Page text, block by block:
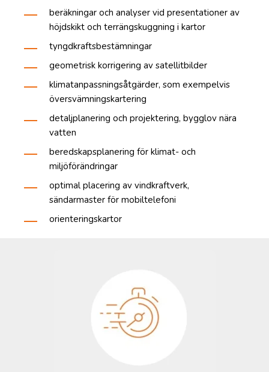
beräkningar och analyser vid presentationer av
höjdskikt och terrängskuggning i kartor
tyngdkraftsbestämningar
geometrisk korrigering av satellitbilder
klimatanpassningsåtgärder, som exempelvis
översvämningskartering
detaljplanering och projektering, bygglov nära
vatten
beredskapsplanering för klimat- och
miljöförändringar
optimal placering av vindkraftverk,
sändarmaster för mobiltelefoni
orienteringskartor